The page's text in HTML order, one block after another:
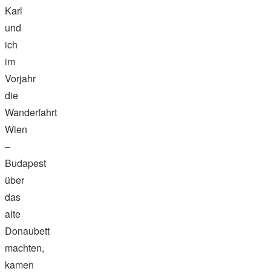
Karl
und
ich
im
Vorjahr
die
Wanderfahrt
Wien
–
Budapest
über
das
alte
Donaubett
machten,
kamen